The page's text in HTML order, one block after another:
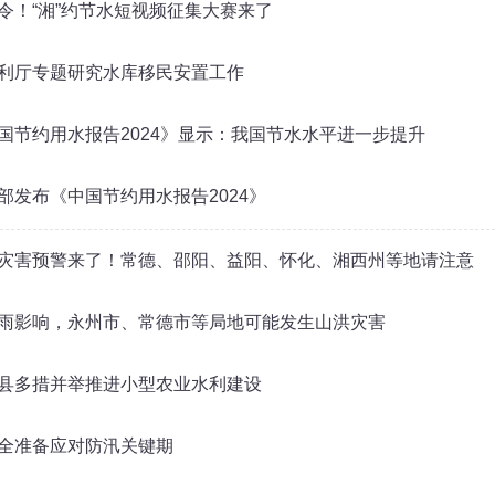
！“湘”约节水短视频征集大赛来了
厅专题研究水库移民安置工作
节约用水报告2024》显示：我国节水水平进一步提升
发布《中国节约用水报告2024》
害预警来了！常德、邵阳、益阳、怀化、湘西州等地请注意
影响，永州市、常德市等局地可能发生山洪灾害
多措并举推进小型农业水利建设
准备应对防汛关键期